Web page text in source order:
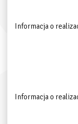
Informacja o
Informacja o